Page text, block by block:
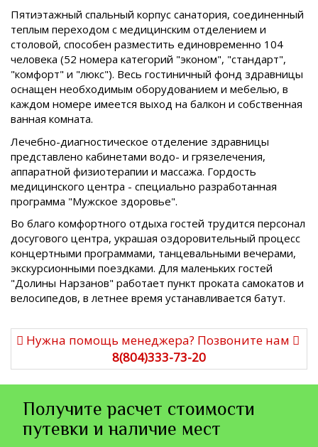
Пятиэтажный спальный корпус санатория, соединенный
теплым переходом с медицинским отделением и
столовой, способен разместить единовременно 104
человека (52 номера категорий "эконом", "стандарт",
"комфорт" и "люкс"). Весь гостиничный фонд здравницы
оснащен необходимым оборудованием и мебелью, в
каждом номере имеется выход на балкон и собственная
ванная комната.
Лечебно-диагностическое отделение здравницы
представлено кабинетами водо- и грязелечения,
аппаратной физиотерапии и массажа. Гордость
медицинского центра - специально разработанная
программа "Мужское здоровье".
Во благо комфортного отдыха гостей трудится персонал
досугового центра, украшая оздоровительный процесс
концертными программами, танцевальными вечерами,
экскурсионными поездками. Для маленьких гостей
"Долины Нарзанов" работает пункт проката самокатов и
велосипедов, в летнее время устанавливается батут.
Нужна помощь менеджера? Позвоните нам
8(804)333-73-20
Получите расчет стоимости
путевки и наличие мест